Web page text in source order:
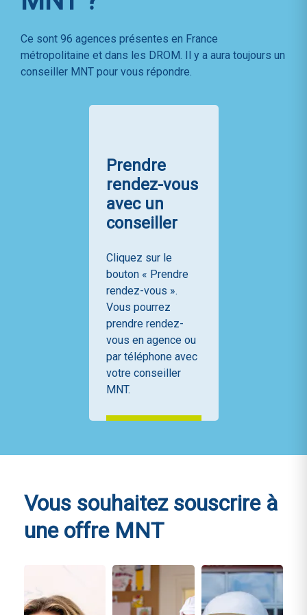
Ce sont 96 agences présentes en France
métropolitaine et dans les DROM. Il y a aura toujours un
conseiller MNT pour vous répondre.
Prendre
rendez-vous
avec un
conseiller
Cliquez sur le
bouton « Prendre
rendez-vous ».
Vous pourrez
prendre rendez-
vous en agence ou
par téléphone avec
votre conseiller
MNT.
Vous souhaitez souscrire à
une offre MNT